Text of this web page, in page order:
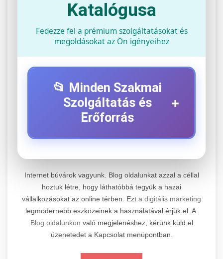
Katalógusa
Fedezze fel a prémium szolgáltatásokat és
megoldásokat az Ön igényeihez
📂 Minden Szakmai
Szolgáltatás és
Erőforrás
+
+
Professzionális elektromos roller javítási és
karbantartási szolgáltatások. Szakértő
technikusaink minőségi szervízt nyújtanak
minden jelentős márkához és modellhez.
Szervizközpont Látogatása
📊 2. Online Marketing
Ügynökség
+
Átfogó online marketing szolgáltatások,
beleértve a SEO-t, közösségi média kezelést és
Internet búvárok vagyunk. Blog oldalunkat azzal a céllal
hoztuk létre, hogy láthatóbbá tegyük a hazai
vállalkozásokat az online térben. Ezt a digitális marketing
legmodernebb eszközeinek a használatával érjük el. A
Blog oldalunkon való megjelenéshez, kérünk küld el
üzenetedet a Kapcsolat menüpontban.